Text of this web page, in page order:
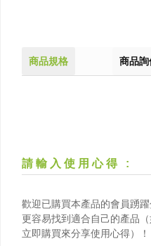
商品規格 商品
請輸入使用心得 :
歡迎已購買本產品的會員踴
更容易找到適合自己的產品
立即購買來分享使用心得）！